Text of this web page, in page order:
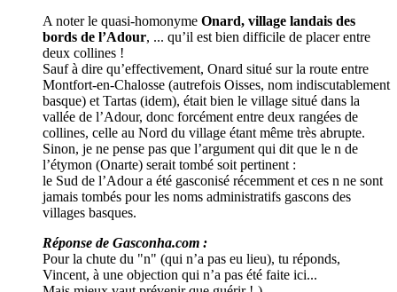
A noter le quasi-homonyme Onard, village landais des
bords de l’Adour, ... qu’il est bien difficile de placer entre
deux collines !
Sauf à dire qu’effectivement, Onard situé sur la route entre
Montfort-en-Chalosse (autrefois Oisses, nom indiscutablement
basque) et Tartas (idem), était bien le village situé dans la
vallée de l’Adour, donc forcément entre deux rangées de
collines, celle au Nord du village étant même très abrupte.
Sinon, je ne pense pas que l’argument qui dit que le n de
l’étymon (Onarte) serait tombé soit pertinent :
le Sud de l’Adour a été gasconisé récemment et ces n ne sont
jamais tombés pour les noms administratifs gascons des
villages basques.
Réponse de Gasconha.com :
Pour la chute du "n" (qui n’a pas eu lieu), tu réponds,
Vincent, à une objection qui n’a pas été faite ici...